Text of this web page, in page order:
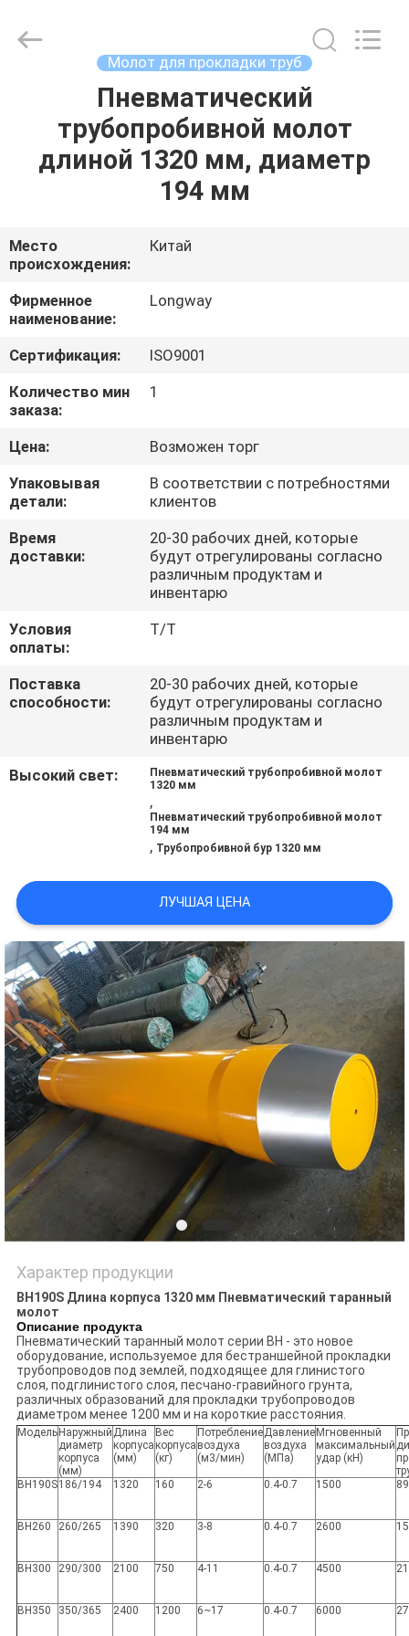
ПРОДУКЦИЯ
О
НАС
ЭКСКУРСИЯ
ПО
ЗАВОДУ
КОНТРОЛЬ
КАЧЕСТВА
СВЯЖИТЕСЬ
НАМИ
НОВОСТИ
PRIVACY
POLICY
Молот для прокладки труб
Пневматический
трубопробивной молот
длиной 1320 мм, диаметр
194 мм
Место
происхождения:
Китай
Фирменное
наименование:
Longway
Сертификация:
ISO9001
Количество мин
заказа:
1
Цена:
Возможен торг
Упаковывая
детали:
В соответствии с потребностями
клиентов
Время
доставки:
20-30 рабочих дней, которые
будут отрегулированы согласно
различным продуктам и
инвентарю
Условия
оплаты:
Т/Т
Поставка
способности:
20-30 рабочих дней, которые
будут отрегулированы согласно
различным продуктам и
инвентарю
Высокий свет:
Пневматический трубопробивной молот
1320 мм
,
Пневматический трубопробивной молот
194 мм
, Трубопробивной бур 1320 мм
ЛУЧШАЯ ЦЕНА
Характер продукции
BH190S Длина корпуса 1320 мм Пневматический таранный
молот
Описание продукта
Пневматический таранный молот серии BH - это новое
оборудование, используемое для бестраншейной прокладки
трубопроводов под землей, подходящее для глинистого
слоя, подглинистого слоя, песчано-гравийного грунта,
различных образований для прокладки трубопроводов
диаметром менее 1200 мм и на короткие расстояния.
Модель Наружный
диаметр
корпуса
(мм)
Длина
корпуса
(мм)
Вес
корпуса
(кг)
Потребление
воздуха
(м3/мин)
Давление
воздуха
(МПа)
Мгновенный
максимальный
удар (кН)
BH190S186/194 1320 160 2-6 0.4-0.7 1500
BH260 260/265 1390 320 3-8 0.4-0.7 2600
BH300 290/300 2100 750 4-11 0.4-0.7 4500
BH350 350/365 2400 1200 6~17 0.4-0.7 6000